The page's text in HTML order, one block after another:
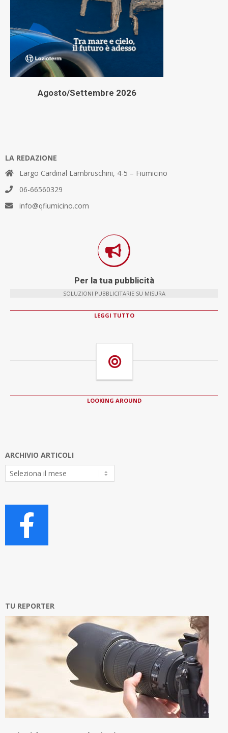
Agosto/Settembre 2026
LA REDAZIONE
Largo Cardinal Lambruschini, 4-5 – Fiumicino
06-66560329
info@qfiumicino.com
Per la tua pubblicità
SOLUZIONI PUBBLICITARIE SU MISURA
LEGGI TUTTO
LOOKING AROUND
ARCHIVIO ARTICOLI
Archivio
Articoli
TU REPORTER